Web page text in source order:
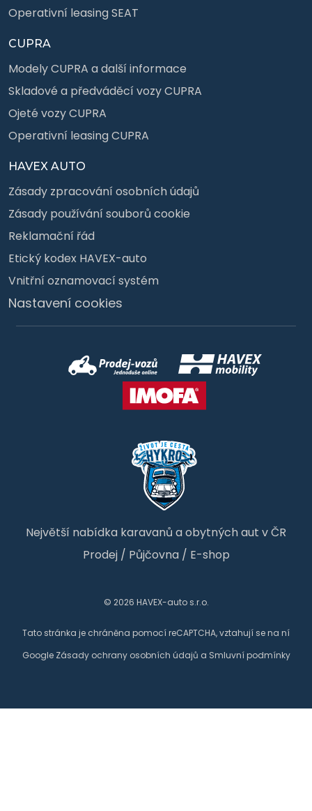
Operativní leasing SEAT
CUPRA
Modely CUPRA a další informace
Skladové a předváděcí vozy CUPRA
Ojeté vozy CUPRA
Operativní leasing CUPRA
HAVEX AUTO
Zásady zpracování osobních údajů
Zásady používání souborů cookie
Reklamační řád
Etický kodex HAVEX-auto
Vnitřní oznamovací systém
Nastavení cookies
Největší nabídka karavanů a obytných aut v ČR
Prodej/ Půjčovna/ E-shop
© 2026 HAVEX-auto s.r.o.
Tato stránka je chráněna pomocí reCAPTCHA, vztahují se na ní
Google Zásady ochrany osobních údajů a Smluvní podmínky